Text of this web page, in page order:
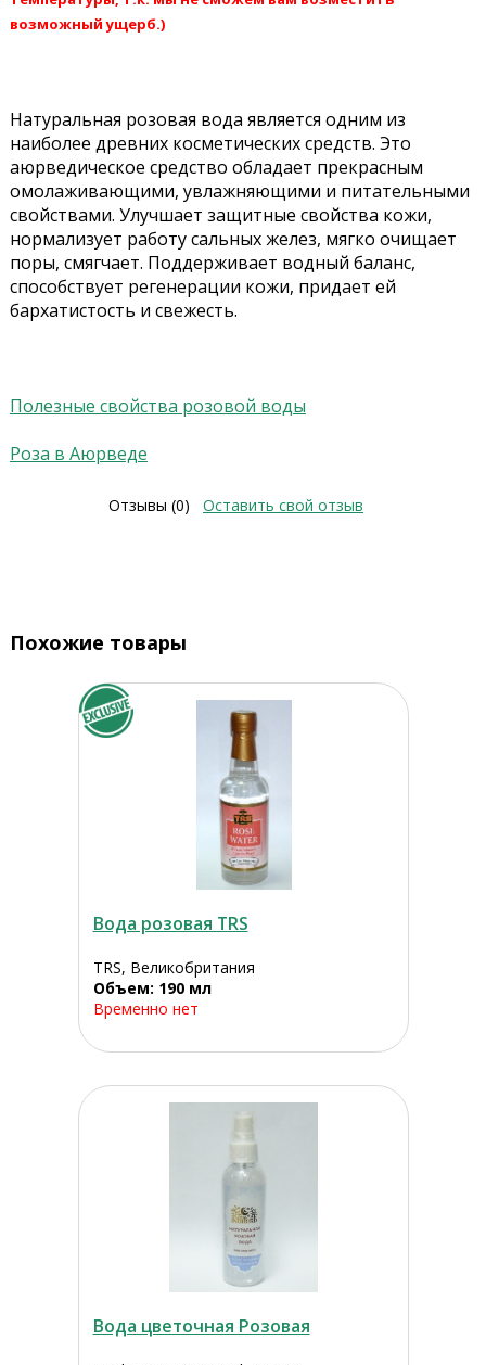
возможный ущерб.)
Натуральная розовая вода является одним из
наиболее древних косметических средств. Это
аюрведическое средство обладает прекрасным
омолаживающими, увлажняющими и питательными
свойствами. Улучшает защитные свойства кожи,
нормализует работу сальных желез, мягко очищает
поры, смягчает. Поддерживает водный баланс,
способствует регенерации кожи, придает ей
бархатистость и свежесть.
Полезные свойства розовой воды
Роза в Аюрведе
Отзывы (0) Оставить свой отзыв
Похожие товары
Вода розовая TRS
TRS, Великобритания
Объем: 190 мл
Временно нет
Вода цветочная Розовая